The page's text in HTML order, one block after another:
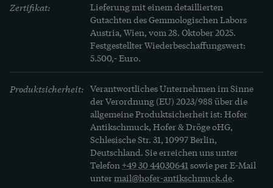
Zertifikat:
Lieferung mit einem detaillierten
Gutachten des Gemmologischen Labors
Austria, Wien, vom 28. Oktober 2025.
Festgestellter Wiederbeschaffungswert:
5.500,- Euro.
Produktsicherheit: Verantwortliches Unternehmen im Sinne
der Verordnung (EU) 2023/988 über die
allgemeine Produktsicherheit ist: Hofer
Antikschmuck, Hofer & Dröge oHG,
Schlesische Str. 31, 10997 Berlin,
Deutschland. Sie erreichen uns unter
Telefon +49 30 44030641sowie per E-Mail
untermail@hofer-antikschmuck.de.